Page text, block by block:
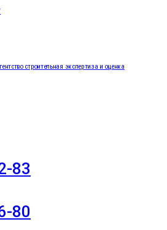
строительная экспертиза и оценка
83
80